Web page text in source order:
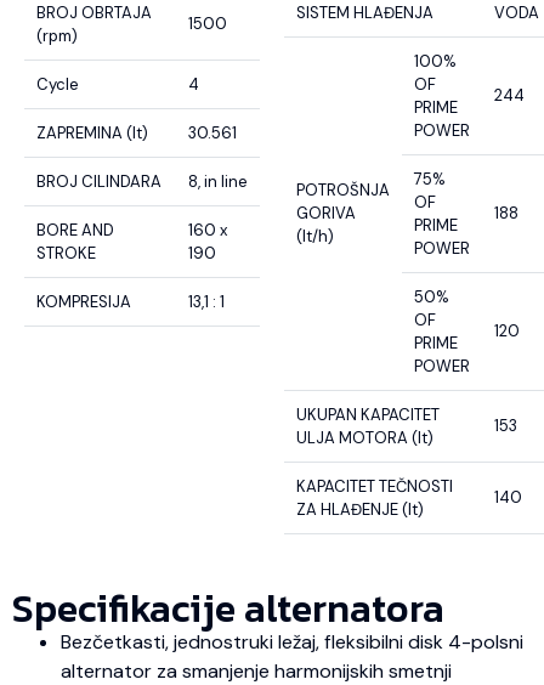
BROJ OBRTAJA
(rpm)
1500
Cycle 4
ZAPREMINA (lt) 30.561
BROJ CILINDARA 8, in line
BORE AND
STROKE
160 x
190
KOMPRESIJA 13,1 : 1
SISTEM HLAĐENJA VODA
POTROŠNJA
GORIVA
(lt/h)
100%
OF
PRIME
POWER
244
75%
OF
PRIME
POWER
188
50%
OF
PRIME
POWER
120
UKUPAN KAPACITET
ULJA MOTORA (lt)
153
KAPACITET TEČNOSTI
ZA HLAĐENJE (lt)
140
Specifikacije alternatora
Bezčetkasti, jednostruki ležaj, fleksibilni disk 4-polsni
alternator za smanjenje harmonijskih smetnji